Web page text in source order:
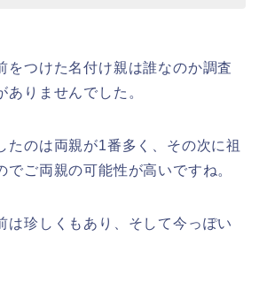
をつけた名付け親は誰なのか調査
ありませんでした。
たのは両親が1番多く、その次に祖
でご両親の可能性が高いですね。
は珍しくもあり、そして今っぽい